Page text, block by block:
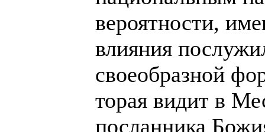
вероятности,
влияния
своеобразной
торая видит в
посланника